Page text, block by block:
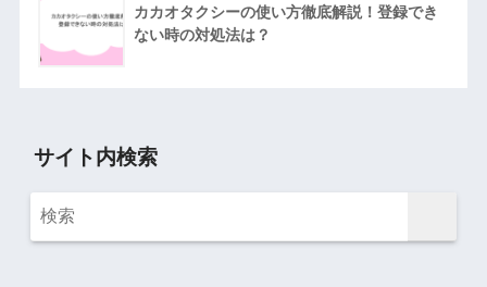
カカオタクシーの使い方徹底解説！登録でき
ない時の対処法は？
サイト内検索